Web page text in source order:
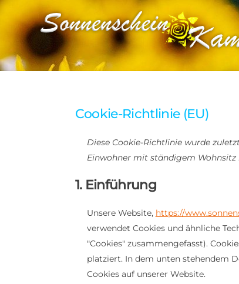
Skip
content
Cookie-Richtlinie (EU)
Diese Cookie-Richtlinie wurde
Einwohner mit ständigem
1. Einführung
Unsere Website, https://
verwendet Cookies und ähnliche
"Cookies" zusammengefasst).
platziert. In dem unten stehendem
Cookies auf unserer Website.